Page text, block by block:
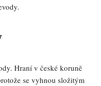
Hraní v české koruně
se vyhnou složitým